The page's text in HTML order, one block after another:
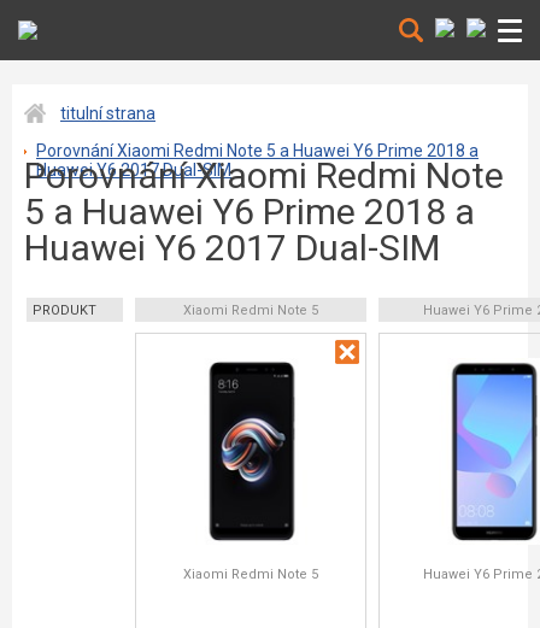
titulní strana
Porovnání Xiaomi Redmi Note 5 a Huawei Y6 Prime 2018 a
Huawei Y6 2017 Dual-SIM
Porovnání Xiaomi Redmi Note
5 a Huawei Y6 Prime 2018 a
Huawei Y6 2017 Dual-SIM
PRODUKT Xiaomi Redmi Note 5 Huawei Y6 Prime
Xiaomi Redmi Note 5 Huawei Y6 Prime